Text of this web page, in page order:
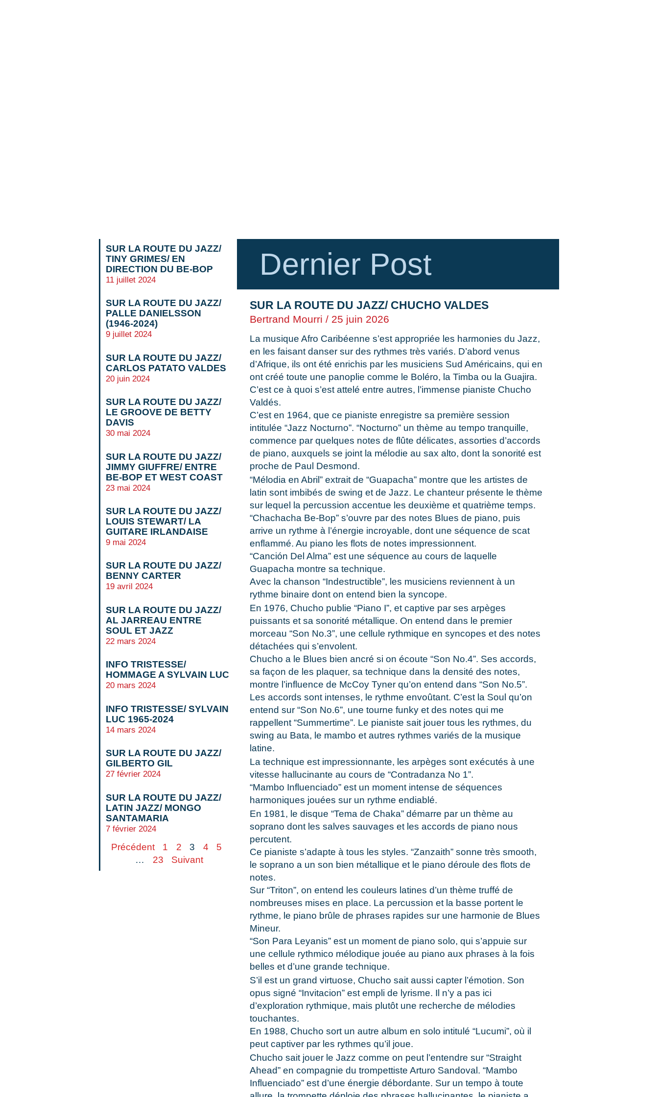
SUR LA ROUTE DU JAZZ/
TINY GRIMES/ EN
DIRECTION DU BE-BOP
11 juillet 2024
SUR LA ROUTE DU JAZZ/
PALLE DANIELSSON
(1946-2024)
9 juillet 2024
SUR LA ROUTE DU JAZZ/
CARLOS PATATO VALDES
20 juin 2024
SUR LA ROUTE DU JAZZ/
LE GROOVE DE BETTY
DAVIS
30 mai 2024
SUR LA ROUTE DU JAZZ/
JIMMY GIUFFRE/ ENTRE
BE-BOP ET WEST COAST
23 mai 2024
SUR LA ROUTE DU JAZZ/
LOUIS STEWART/ LA
GUITARE IRLANDAISE
9 mai 2024
SUR LA ROUTE DU JAZZ/
BENNY CARTER
19 avril 2024
SUR LA ROUTE DU JAZZ/
AL JARREAU ENTRE
SOUL ET JAZZ
22 mars 2024
INFO TRISTESSE/
HOMMAGE A SYLVAIN LUC
20 mars 2024
INFO TRISTESSE/ SYLVAIN
LUC 1965-2024
14 mars 2024
SUR LA ROUTE DU JAZZ/
GILBERTO GIL
27 février 2024
SUR LA ROUTE DU JAZZ/
LATIN JAZZ/ MONGO
SANTAMARIA
7 février 2024
Précédent 1 2 3 4
5
…
23 Suivant
Dernier Post
SUR LA ROUTE DU JAZZ/ CHUCHO VALDES
Bertrand Mourri 25 juin 2026
La musique Afro Caribéenne s’est appropriée les harmonies du Jazz,
en les faisant danser sur des rythmes très variés. D’abord venus
d’Afrique, ils ont été enrichis par les musiciens Sud Américains, qui en
ont créé toute une panoplie comme le Boléro, la Timba ou la Guajira.
C’est ce à quoi s’est attelé entre autres, l’immense pianiste Chucho
Valdés.
C’est en 1964, que ce pianiste enregistre sa première session
intitulée “Jazz Nocturno”. “Nocturno” un thème au tempo tranquille,
commence par quelques notes de flûte délicates, assorties d’accords
de piano, auxquels se joint la mélodie au sax alto, dont la sonorité est
proche de Paul Desmond.
“Mélodia en Abril” extrait de “Guapacha” montre que les artistes de
latin sont imbibés de swing et de Jazz. Le chanteur présente le thème
sur lequel la percussion accentue les deuxième et quatrième temps.
“Chachacha Be-Bop” s’ouvre par des notes Blues de piano, puis
arrive un rythme à l’énergie incroyable, dont une séquence de scat
enflammé. Au piano les flots de notes impressionnent.
“Canción Del Alma” est une séquence au cours de laquelle
Guapacha montre sa technique.
Avec la chanson “Indestructible”, les musiciens reviennent à un
rythme binaire dont on entend bien la syncope.
En 1976, Chucho publie “Piano I”, et captive par ses arpèges
puissants et sa sonorité métallique. On entend dans le premier
morceau “Son No.3”, une cellule rythmique en syncopes et des notes
détachées qui s’envolent.
Chucho a le Blues bien ancré si on écoute “Son No.4”. Ses accords,
sa façon de les plaquer, sa technique dans la densité des notes,
montre l’influence de McCoy Tyner qu’on entend dans “Son No.5”.
Les accords sont intenses, le rythme envoûtant. C’est la Soul qu’on
entend sur “Son No.6”, une tourne funky et des notes qui me
rappellent “Summertime”. Le pianiste sait jouer tous les rythmes, du
swing au Bata, le mambo et autres rythmes variés de la musique
latine.
La technique est impressionnante, les arpèges sont exécutés à une
vitesse hallucinante au cours de “Contradanza No 1”.
“Mambo Influenciado” est un moment intense de séquences
harmoniques jouées sur un rythme endiablé.
En 1981, le disque “Tema de Chaka” démarre par un thème au
soprano dont les salves sauvages et les accords de piano nous
percutent.
Ce pianiste s’adapte à tous les styles. “Zanzaith” sonne très smooth,
le soprano a un son bien métallique et le piano déroule des flots de
notes.
Sur “Triton”, on entend les couleurs latines d’un thème truffé de
nombreuses mises en place. La percussion et la basse portent le
rythme, le piano brûle de phrases rapides sur une harmonie de Blues
Mineur.
“Son Para Leyanis” est un moment de piano solo, qui s’appuie sur
une cellule rythmico mélodique jouée au piano aux phrases à la fois
belles et d’une grande technique.
S’il est un grand virtuose, Chucho sait aussi capter l’émotion. Son
opus signé “Invitacion” est empli de lyrisme. Il n’y a pas ici
d’exploration rythmique, mais plutôt une recherche de mélodies
touchantes.
En 1988, Chucho sort un autre album en solo intitulé “Lucumi”, où il
peut captiver par les rythmes qu’il joue.
Chucho sait jouer le Jazz comme on peut l’entendre sur “Straight
Ahead” en compagnie du trompettiste Arturo Sandoval. “Mambo
Influenciado” est d’une énergie débordante. Sur un tempo à toute